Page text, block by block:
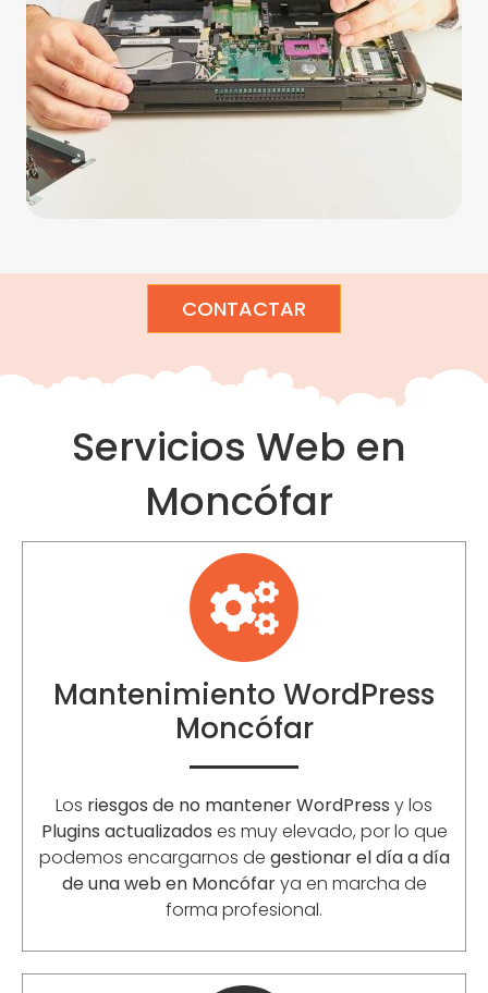
CONTACTAR
Servicios Web en
Moncófar
Mantenimiento WordPress
Moncófar
Los riesgos de no mantener WordPress y los
Plugins actualizados es muy elevado, por lo que
podemos encargarnos de gestionar el día a día
de una web en Moncófarya en marcha de
forma profesional.